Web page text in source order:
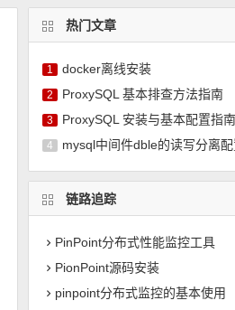
热门文章
1 docker离线安装
2 ProxySQL 基本排查方法指南
3 ProxySQL 安装与基本配置指南 —— 实现
4 mysql中间件dble的读写分离配
链路追踪
PinPoint分布式性能监控工具
PionPoint源码安装
pinpoint分布式监控的基本使用